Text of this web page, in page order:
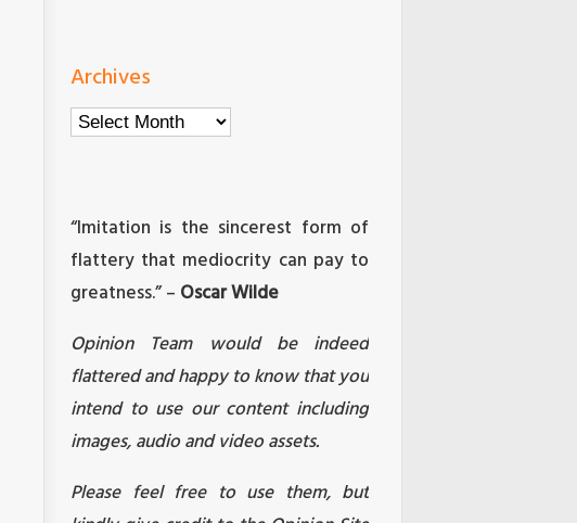
Archives
Archives
“Imitation is the sincerest form of
flattery that mediocrity can pay to
greatness.” – Oscar Wilde
Opinion Team would be indeed
flattered and happy to know that you
intend to use our content including
images, audio and video assets.
Please feel free to use them, but